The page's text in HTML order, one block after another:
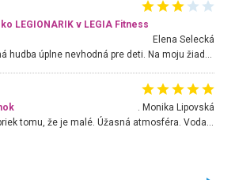
LEGIONARIK v LEGIA Fitness
Elena Selecká
. Monika Lipovská
Úžasné prostredie, napriek tomu, že je malé. Úžasná atmosféra. Voda fantastická a nádherná. Ľudí je pomerne veľa, ale su mili a ohľaduplní. Je veľmi zaujímavé sledovať, ako dokážu spolu športovať cudzí ľudia a bez ohľadu na vek. Vládne tu pohoda. Vnuka neviem dostať z vody. Ďakujem za krásny deň . Urcite sa sem vrátim. Jediný problém je s parkovaním, ale aj ten sa mi podarilo vyriešiť. Monika Bratislava